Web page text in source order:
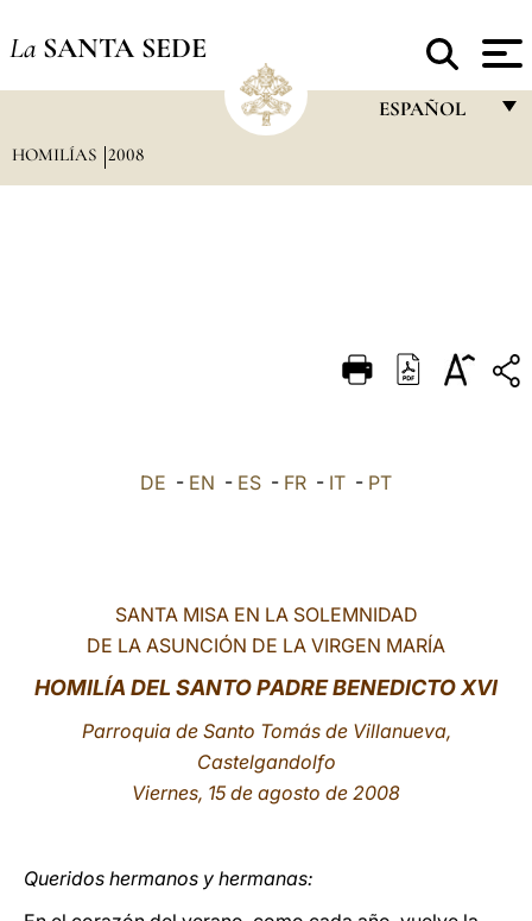
La SANTA SEDE
ESPAÑOL
DEUTSCH
العربيّة
HOMILÍAS 2008
DE - EN - ES - FR - IT - PT
SANTA MISA EN LA SOLEMNIDAD
DE LA ASUNCIÓN DE LA VIRGEN MARÍA
HOMILÍA DEL SANTO PADRE BENEDICTO XVI
Parroquia de Santo Tomás de Villanueva,
Castelgandolfo
Viernes, 15 de agosto de 2008
Queridos hermanos y hermanas: